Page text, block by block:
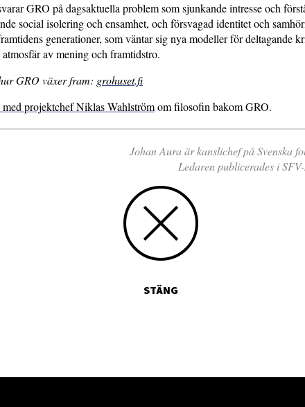
GRO på dagsaktuella problem som sjunkande intresse och
social isolering och ensamhet, och försvagad identitet och
generationer, som väntar sig nya modeller för deltagande
av mening och framtidstro.
GRO växer fram: grohuset.fi
projektchef Niklas Wahlströmom filosofin bakom GRO.
Johan Aura är kanslichef på Svenska
Ledaren publicerades i
STÄNG